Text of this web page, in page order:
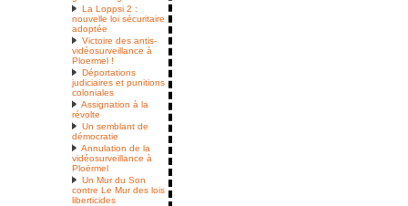
La Loppsi 2 :
nouvelle loi sécuritaire
adoptée
Victoire des antis-
vidéosurveillance à
Ploermel !
Déportations
judiciaires et punitions
coloniales
Assignation à la
révolte
Un semblant de
démocratie
Annulation de la
vidéosurveillance à
Ploërmel
Un Mur du Son
contre Le Mur des lois
liberticides